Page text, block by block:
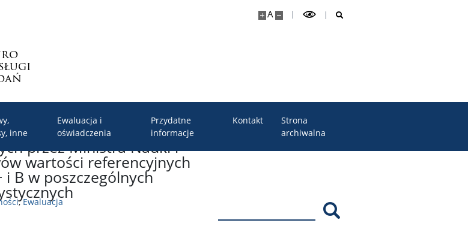
A
inne
Ewaluacja i
oświadczenia
Przydatne
informacje
Kontakt
Strona
archiwalna
przez Ministra Nauki i
wartości referencyjnych
B w poszczególnych
,Ewaluacja Szukaj